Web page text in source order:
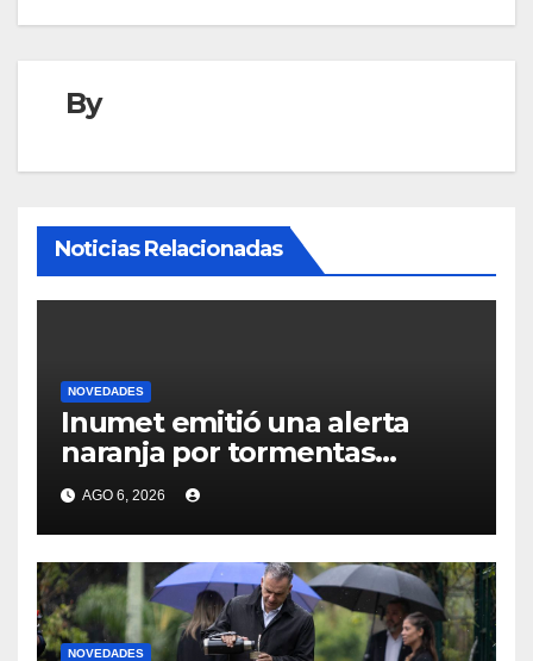
By
Noticias Relacionadas
NOVEDADES
Inumet emitió una alerta
naranja por tormentas
fuertes y severas para casi la
mitad de Uruguay: las zonas
afectadas
AGO 6, 2026
NOVEDADES